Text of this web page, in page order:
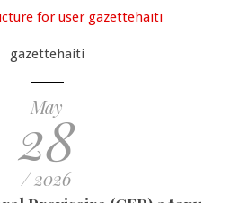
gazettehaiti
May
28
/ 2026